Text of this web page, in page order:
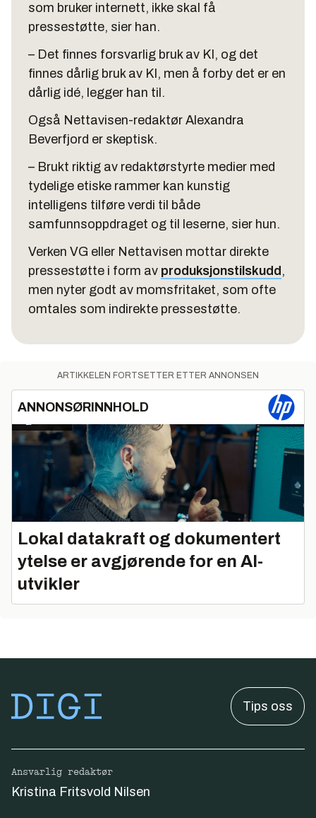
som bruker internett, ikke skal få
pressestøtte, sier han.
– Det finnes forsvarlig bruk av KI, og det
finnes dårlig bruk av KI, men å forby det er en
dårlig idé, legger han til.
Også Nettavisen-redaktør Alexandra
Beverfjord er skeptisk.
– Brukt riktig av redaktørstyrte medier med
tydelige etiske rammer kan kunstig
intelligens tilføre verdi til både
samfunnsoppdraget og til leserne, sier hun.
Verken VG eller Nettavisen mottar direkte
pressestøtte i form av produksjonstilskudd ,
men nyter godt av momsfritaket, som ofte
omtales som indirekte pressestøtte.
ARTIKKELEN FORTSETTER ETTER ANNONSEN
ANNONSØRINNHOLD
Lokal datakraft og dokumentert
ytelse er avgjørende for en AI-
utvikler
Tips oss
Ansvarlig redaktør
Kristina Fritsvold Nilsen